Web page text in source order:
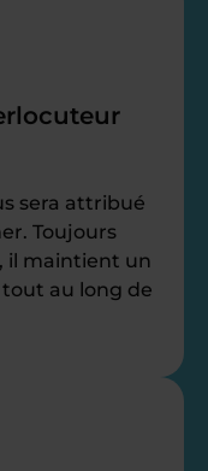
sera attribué
Toujours
il maintient un
au long de